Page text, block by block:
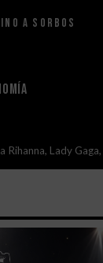
a Sorbos
Rihanna, Lady